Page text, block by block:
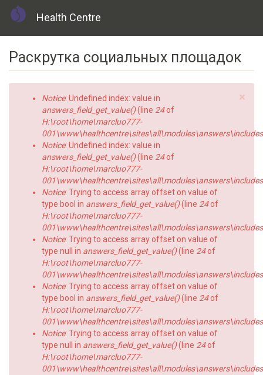
Health Centre
Раскрутка социальных площадок
×
Error
message
Notice: Undefined index: value in
answers_field_get_value()(line 24of
H:\root\home\marcluo777-
Notice: Undefined index: value in
answers_field_get_value()(line 24of
H:\root\home\marcluo777-
Notice: Trying to access array offset on value of
type bool in answers_field_get_value()(line 24of
H:\root\home\marcluo777-
Notice: Trying to access array offset on value of
type null in answers_field_get_value()(line 24of
H:\root\home\marcluo777-
Notice: Trying to access array offset on value of
type bool in answers_field_get_value()(line 24of
H:\root\home\marcluo777-
Notice: Trying to access array offset on value of
type null in answers_field_get_value()(line 24of
H:\root\home\marcluo777-